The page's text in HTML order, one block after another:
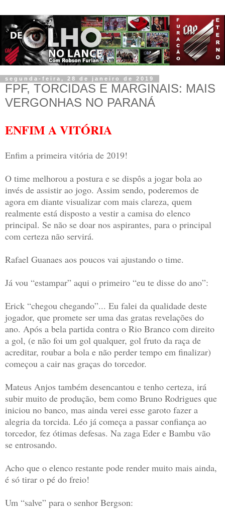
segunda-feira, 28 de janeiro de 2019
FPF, TORCIDAS E MARGINAIS: MAIS
VERGONHAS NO PARANÁ
ENFIM A VITÓRIA
Enfim a primeira vitória de 2019!
O time melhorou a postura e se dispôs a jogar bola ao
invés de assistir ao jogo. Assim sendo, poderemos de
agora em diante visualizar com mais clareza, quem
realmente está disposto a vestir a camisa do elenco
principal. Se não se doar nos aspirantes, para o principal
com certeza não servirá.
Rafael Guanaes aos poucos vai ajustando o time.
Já vou “estampar” aqui o primeiro “eu te disse do ano”:
Erick “chegou chegando”... Eu falei da qualidade deste
jogador, que promete ser uma das gratas revelações do
ano. Após a bela partida contra o Rio Branco com direito
a gol, (e não foi um gol qualquer, gol fruto da raça de
acreditar, roubar a bola e não perder tempo em finalizar)
começou a cair nas graças do torcedor.
Mateus Anjos também desencantou e tenho certeza, irá
subir muito de produção, bem como Bruno Rodrigues que
iniciou no banco, mas ainda verei esse garoto fazer a
alegria da torcida. Léo já começa a passar confiança ao
torcedor, fez ótimas defesas. Na zaga Eder e Bambu vão
se entrosando.
Acho que o elenco restante pode render muito mais ainda,
é só tirar o pé do freio!
Um “salve” para o senhor Bergson: